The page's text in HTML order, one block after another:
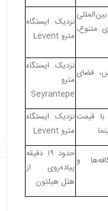
متنوع،
نزدیک ایستگاه
مترو Levent
فضای
نزدیک ایستگاه
مترو
Seyrantepe
با قیمتنزدیک ایستگاه
مترو Levent
و
حدود ۱۹ دقیقه
پیاده‌روی از
هتل هیلتون